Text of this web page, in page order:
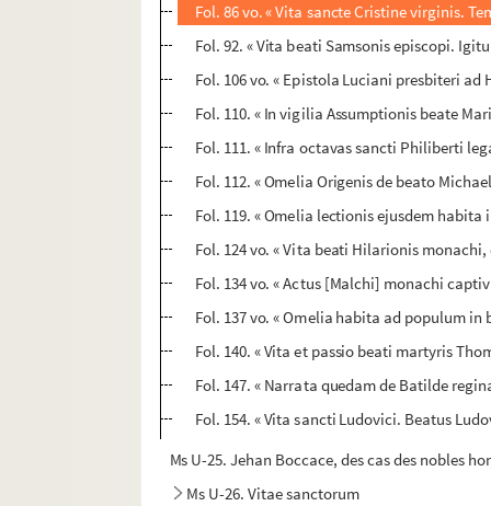
Fol. 86 vo. « Vita sancte Cristine virginis.
Fol. 92. « Vita beati Samsonis episcopi.
Fol. 106 vo. « Epistola Luciani presbiteri
Fol. 110. « In vigilia Assumptionis beate
Fol. 111. « Infra octavas sancti Philiberti
Fol. 112. « Omelia Origenis de beato
Fol. 119. « Omelia lectionis ejusdem
Fol. 124 vo. « Vita beati Hilarionis
Fol. 134 vo. « Actus [Malchi] monachi
Fol. 137 vo. « Omelia habita ad populum
Fol. 140. « Vita et passio beati martyris
Fol. 147. « Narrata quedam de Batilde
Fol. 154. « Vita sancti Ludovici. Beatus
Ms U-25. Jehan Boccace, des cas des nobles
Ms U-26. Vitae sanctorum